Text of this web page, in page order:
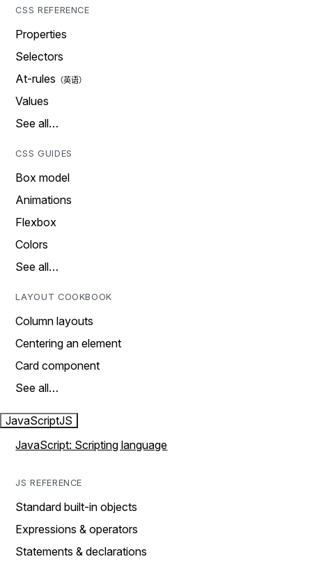
CSS REFERENCE
Properties
Selectors
At-rules
Values
See all…
CSS GUIDES
Box model
Animations
Flexbox
Colors
See all…
LAYOUT COOKBOOK
Column layouts
Centering an element
Card component
See all…
JavaScriptJS
JavaScript: Scripting language
JS REFERENCE
Standard built-in objects
Expressions & operators
Statements & declarations